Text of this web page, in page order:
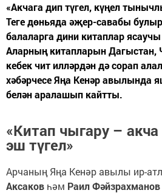
«Акчага дип түгел, күңел
Теге дөньяда әҗер-савабы
балаларга дини китаплар
Аларның китапларын Дагыстан,
кебек чит илләрдән дә сорап
хәбәрчесе Яңа Кенәр авылында
белән аралашып кайтты.
«Китап чыгару – акча
эш түгел»
Арчаның Яңа Кенәр авылы ир-
Аксаков һәм Раил Фәйзрахманов